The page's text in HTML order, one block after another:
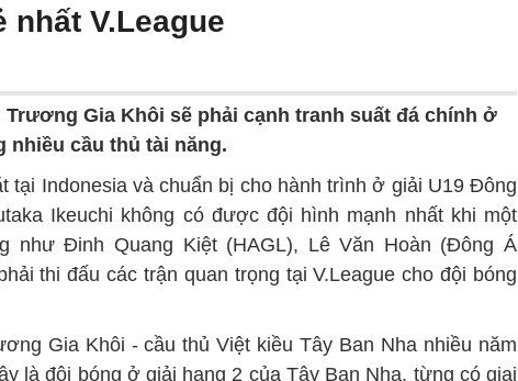
V.League
Trương Gia Khôi sẽ phải cạnh tranh suất đá chính ở
nhiều cầu thủ tài năng.
tại Indonesia và chuẩn bị cho hành trình ở giải U19 Đông
Ikeuchi không có được đội hình mạnh nhất khi một
như Đinh Quang Kiệt (HAGL), Lê Văn Hoàn (Đông Á
thi đấu các trận quan trọng tại V.League cho đội bóng
Gia Khôi - cầu thủ Việt kiều Tây Ban Nha nhiều năm
là đội bóng ở giải hạng 2 của Tây Ban Nha, từng có giai